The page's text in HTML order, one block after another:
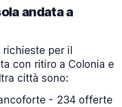
andata a
per il
con ritiro a Colonia e
città sono:
- 234 offerte